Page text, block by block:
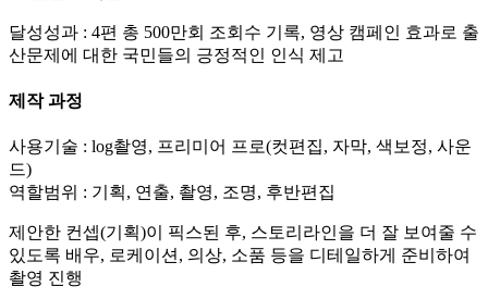
달성성과 : 4편 총 500만회 조회수 기록, 영상 캠페인 효과로 출
산문제에 대한 국민들의 긍정적인 인식 제고
제작 과정
사용기술 : log촬영, 프리미어 프로(컷편집, 자막, 색보정, 사운
드)
역할범위 : 기획, 연출, 촬영, 조명, 후반편집
제안한 컨셉(기획)이 픽스된 후, 스토리라인을 더 잘 보여줄 수
있도록 배우, 로케이션, 의상, 소품 등을 디테일하게 준비하여
촬영 진행